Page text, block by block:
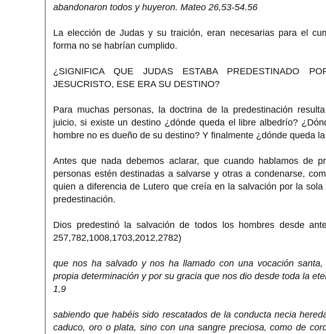
abandonaron todos y huyeron. Mateo 26,53-54.56
La elección de Judas y su traición, eran necesarias para el
forma no se habrían cumplido.
¿SIGNIFICA QUE JUDAS ESTABA PREDESTINADO
JESUCRISTO, ESE ERA SU DESTINO?
Para muchas personas, la doctrina de la predestinación
juicio, si existe un destino ¿dónde queda el libre albedrío?
hombre no es dueño de su destino? Y finalmente ¿dónde queda
Antes que nada debemos aclarar, que cuando hablamos de
personas estén destinadas a salvarse y otras a condenarse,
quien a diferencia de Lutero que creía en la salvación por la
predestinación.
Dios predestinó la salvación de todos los hombres desde
257,782,1008,1703,2012,2782)
que nos ha salvado y nos ha llamado con una vocación
propia determinación y por su gracia que nos dio desde toda la
1,9
sabiendo que habéis sido rescatados de la conducta necia
caduco, oro o plata, sino con una sangre preciosa, como de